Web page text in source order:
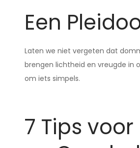
Een
Laten we niet vergeten dat
brengen lichtheid en vreugde in
om iets simpels.
7 Tips